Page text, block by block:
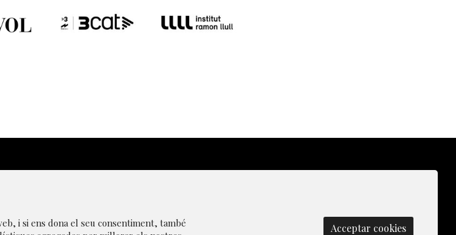
i si ens dona el seu consentiment, també
Acceptar cookies